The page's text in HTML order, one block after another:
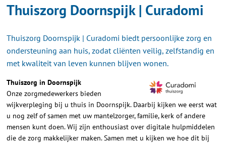
Thuiszorg Doornspijk | Curadomi
Thuiszorg Doornspijk | Curadomi biedt persoonlijke zorg en
ondersteuning aan huis, zodat cliënten veilig, zelfstandig en
met kwaliteit van leven kunnen blijven wonen.
Thuiszorg in Doornspijk
Onze zorgmedewerkers bieden
wijkverpleging bij u thuis in Doornspijk. Daarbij kijken we eerst wat
u nog zelf of samen met uw mantelzorger, familie, kerk of andere
mensen kunt doen. Wij zijn enthousiast over digitale hulpmiddelen
die de zorg makkelijker maken. Samen met u kijken we hoe dit bij